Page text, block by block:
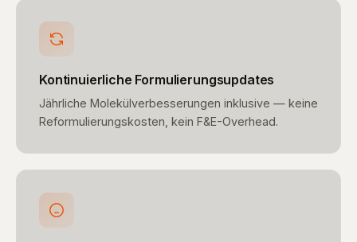
Kontinuierliche Formulierungsupdates
Jährliche Molekülverbesserungen inklusive — keine
Reformulierungskosten, kein F&E-Overhead.